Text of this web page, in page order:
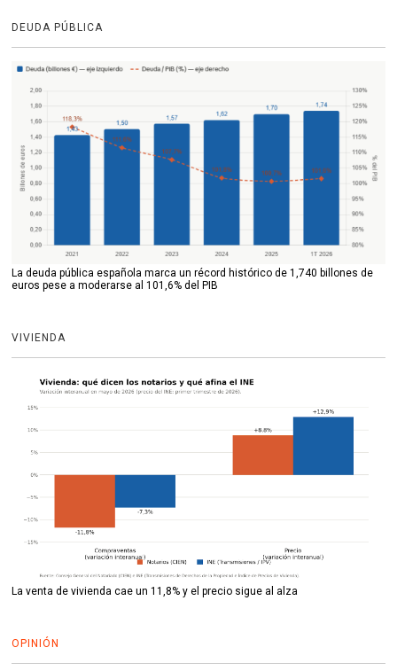
DEUDA PÚBLICA
La deuda pública española marca un récord histórico de 1,740 billones de
euros pese a moderarse al 101,6% del PIB
VIVIENDA
La venta de vivienda cae un 11,8% y el precio sigue al alza
OPINIÓN